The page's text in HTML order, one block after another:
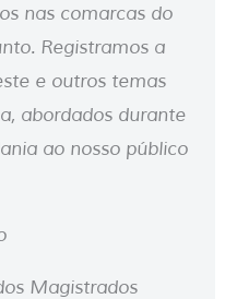
nas comarcas do
Registramos a
e outros temas
abordados durante
ao nosso público
Magistrados